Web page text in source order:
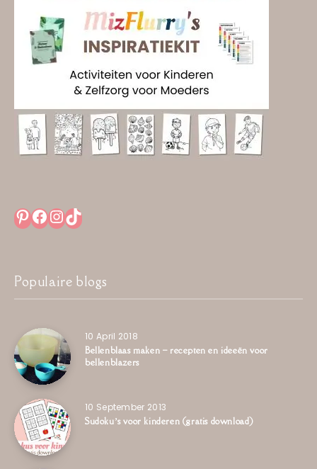
Pinterest
Facebook
Instagram
TikTok
Populaire blogs
10 April 2018
Bellenblaas maken – recepten en ideeën voor
bellenblazers
10 September 2013
Sudoku’s voor kinderen (gratis download)